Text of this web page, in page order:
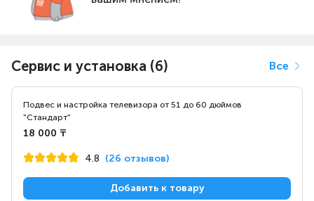
Сервис и установка (6) Все
Подвес и настройка телевизора от 51 до 60 дюймов
"Стандарт"
18 000 ₸
4.8 (26 отзывов)
Добавить к товару